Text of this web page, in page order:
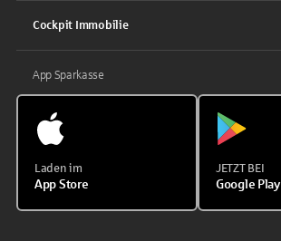
Cockpit Immobilie
App Sparkasse
Laden im
App Store
JETZT BEI
Google Play